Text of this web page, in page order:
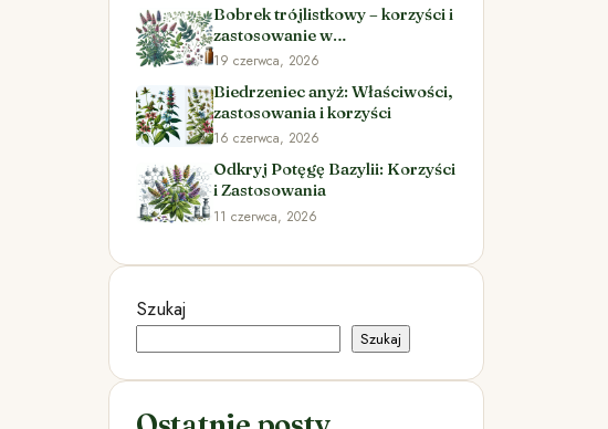
Bobrek trójlistkowy – korzyści i
zastosowanie w
ziołolecznictwie
19 czerwca, 2026
Biedrzeniec anyż: Właściwości,
zastosowania i korzyści
16 czerwca, 2026
Odkryj Potęgę Bazylii: Korzyści
i Zastosowania
11 czerwca, 2026
Szukaj
Szukaj